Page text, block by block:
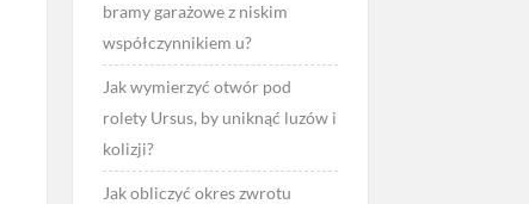
bramy garażowe z niskim
współczynnikiem u?
Jak wymierzyć otwór pod
rolety Ursus, by uniknąć luzów i
kolizji?
Jak obliczyć okres zwrotu